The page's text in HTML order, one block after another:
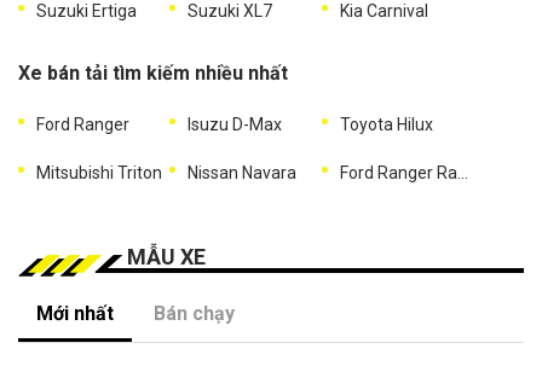
Suzuki Ertiga Suzuki XL7 Kia Carnival
Xe bán tải tìm kiếm nhiều nhất
Ford Ranger Isuzu D-Max Toyota Hilux
Mitsubishi Triton Nissan Navara Ford Ranger Raptor
MẪU XE
Mới nhất Bán chạy